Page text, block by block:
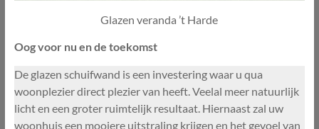
Glazen veranda ’t Harde
Oog voor nu en de toekomst
De glazen schuifwand is een investering waar u qua
woonplezier direct plezier van heeft. Veelal meer natuurlijk
licht en een groter ruimtelijk resultaat. Hiernaast zal uw
woonhuis een mooiere uitstraling krijgen en het gevoel van